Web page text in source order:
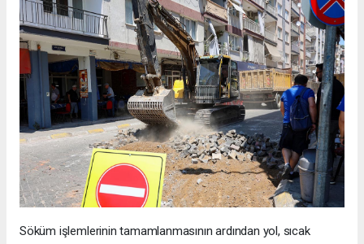
Söküm işlemlerinin tamamlanmasının ardından yol, sıcak